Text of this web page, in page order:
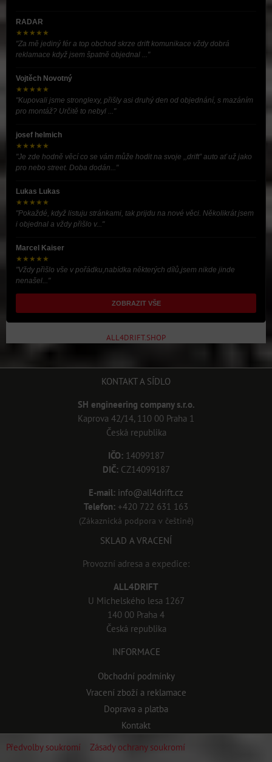
RADAR
★★★★★
"Za mě jediný fér a top obchod skrze drift komunikace vždy dobrá
reklamace když jsem špatně objednal ..."
Vojtěch Novotný
★★★★★
"Kupovali jsme stronglexy, přišly asi druhý den od objednání, s mazáním
pro montáž? Určitě to nebyl ..."
josef helmich
★★★★★
"Je zde hodně věcí co se vám může hodit na svoje ,,drift” auto ať už jako
pro nebo street. Doba dodán..."
Lukas Lukas
★★★★★
"Pokaždé, když listuju stránkami, tak prijdu na nové věci. Několikrát jsem
i objednal a vždy přišlo v..."
Marcel Kaiser
★★★★★
"Vždy přišlo vše v pořádku,nabídka některých dílů,jsem nikde jinde
nenašel..."
ZOBRAZIT VŠE
ALL4DRIFT.SHOP
KONTAKT A SÍDLO
SH engineering company s.r.o.
Kaprova 42/14, 110 00 Praha 1
Česká republika
IČO:14099187
DIČ:CZ14099187
E-mail: info@all4drift.cz
Telefon: +420 722 631 163
(Zákaznická podpora v češtině)
SKLAD A VRACENÍ
Provozní adresa a expedice:
ALL4DRIFT
U Michelského lesa 1267
140 00 Praha 4
Česká republika
INFORMACE
Obchodní podmínky
Vracení zboží a reklamace
Doprava a platba
Kontakt
Předvolby soukromí
Zásady ochrany soukromí